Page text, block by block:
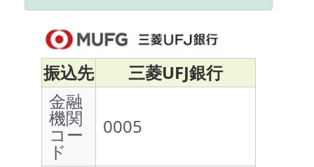
振込先
三菱UFJ銀行
金融
機関
コー
ド
0005